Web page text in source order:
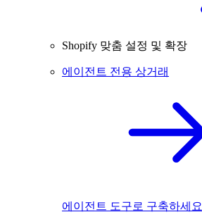
Shopify 맞춤 설정 및 확장
에이전트 전용 상거래
에이전트 도구로 구축하세요